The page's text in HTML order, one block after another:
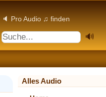
🔈 Pro Audio ♫ finden
Alles Audio